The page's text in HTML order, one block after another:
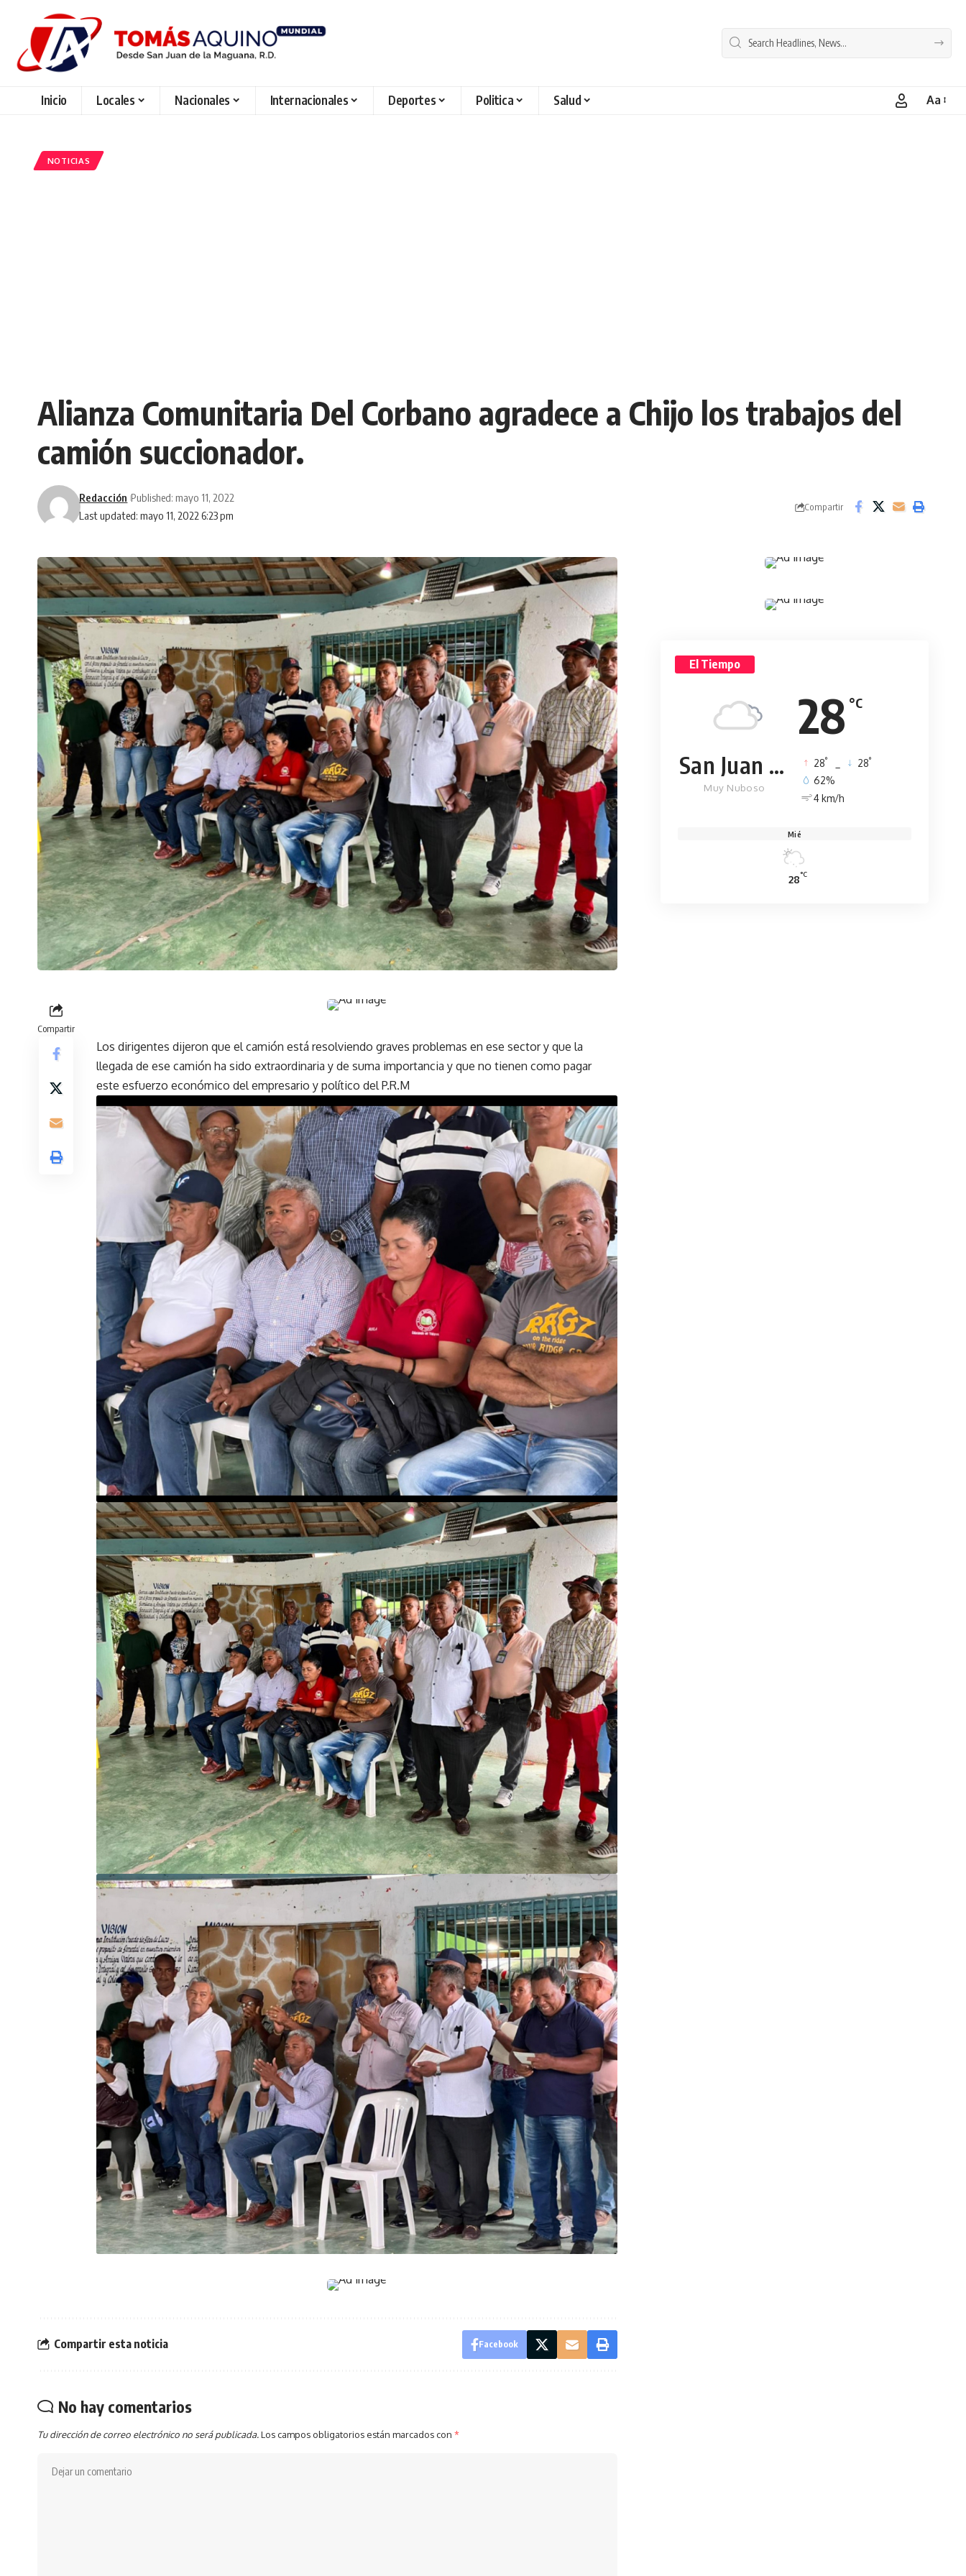
Inicio Locales Nacionales Internacionales Deportes Politica Salud
Font
Aa
NOTICIAS
Alianza Comunitaria Del Corbano agradece a Chijo los trabajos del
camión succionador.
Last updated: mayo 11, 2022 6:23 pm
Redacción Published: mayo 11, 2022
Compartir
Compartir
Los dirigentes dijeron que el camión está resolviendo graves problemas en ese sector y que la
llegada de ese camión ha sido extraordinaria y de suma importancia y que no tienen como pagar
este esfuerzo económico del empresario y político del P.R.M
Compartir esta noticia Facebook
No hay comentarios
Tu dirección de correo electrónico no será publicada.Los campos obligatorios están marcados con *
El Tiempo
28 °C
San Juan de la Maguana
Muy Nuboso
28° 28°
62%
4 km/h
Mié
28°C